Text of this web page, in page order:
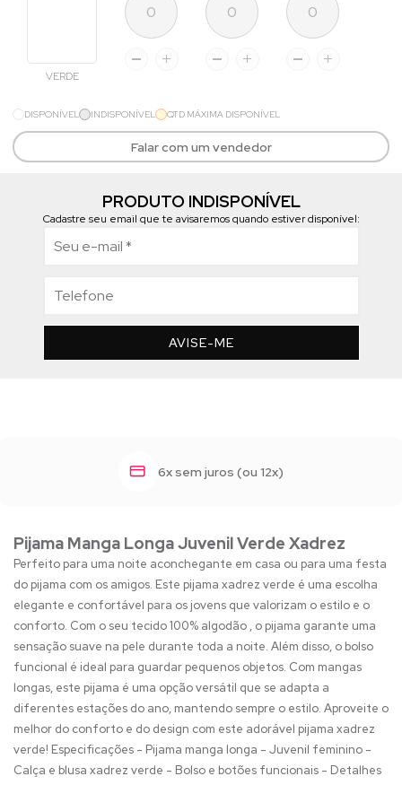
VERDE
DISPONÍVEL INDISPONÍVEL QTD MÁXIMA DISPONÍVEL
Falar com um vendedor
PRODUTO INDISPONÍVEL
Cadastre seu email que te avisaremos quando estiver disponível:
AVISE-ME
6x sem juros (ou 12x)
Pijama Manga Longa Juvenil Verde Xadrez
Perfeito para uma noite aconchegante em casa ou para uma festa
do pijama com os amigos. Este pijama xadrez verde é uma escolha
elegante e confortável para os jovens que valorizam o estilo e o
conforto. Com o seu tecido 100% algodão , o pijama garante uma
sensação suave na pele durante toda a noite. Além disso, o bolso
funcional é ideal para guardar pequenos objetos. Com mangas
longas, este pijama é uma opção versátil que se adapta a
diferentes estações do ano, mantendo sempre o estilo. Aproveite o
melhor do conforto e do design com este adorável pijama xadrez
verde! Especificações - Pijama manga longa - Juvenil feminino -
Calça e blusa xadrez verde - Bolso e botões funcionais - Detalhes